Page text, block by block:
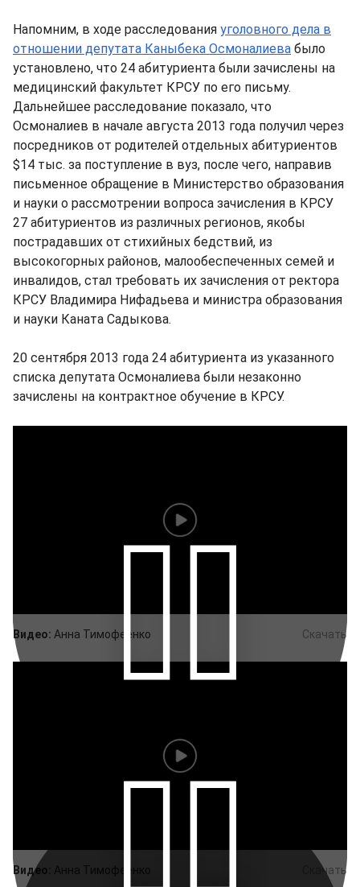
Напомним, в ходе расследования уголовного дела в
отношении депутата Каныбека Осмоналиева было
установлено, что 24 абитуриента были зачислены на
медицинский факультет КРСУ по его письму.
Дальнейшее расследование показало, что
Осмоналиев в начале августа 2013 года получил через
посредников от родителей отдельных абитуриентов
$14 тыс. за поступление в вуз, после чего, направив
письменное обращение в Министерство образования
и науки о рассмотрении вопроса зачисления в КРСУ
27 абитуриентов из различных регионов, якобы
пострадавших от стихийных бедствий, из
высокогорных районов, малообеспеченных семей и
инвалидов, стал требовать их зачисления от ректора
КРСУ Владимира Нифадьева и министра образования
и науки Каната Садыкова.
20 сентября 2013 года 24 абитуриента из указанного
списка депутата Осмоналиева были незаконно
зачислены на контрактное обучение в КРСУ.
Скачать
Видео: Анна Тимофеенко
Скачать
Видео: Анна Тимофеенко